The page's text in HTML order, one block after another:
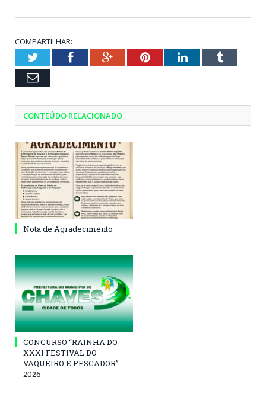
COMPARTILHAR:
TwitterFacebookGoogle+PinterestLinkedInTumblr
Email
CONTEÚDO RELACIONADO
Nota de Agradecimento
CONCURSO “RAINHA DO
XXXI FESTIVAL DO
VAQUEIRO E PESCADOR”
2026